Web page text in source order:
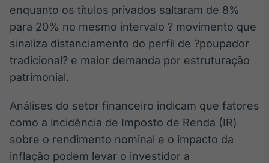
Broadcast
Widgets
Componentes
Broadcast
Wallboard
Conteúdos e
enquanto os títulos privados saltaram de 8%
para 20% no mesmo intervalo ? movimento que
sinaliza distanciamento do perfil de ?poupador
tradicional? e maior demanda por estruturação
patrimonial.
Análises do setor financeiro indicam que fatores
como a incidência de Imposto de Renda (IR)
sobre o rendimento nominal e o impacto da
inflação podem levar o investidor a